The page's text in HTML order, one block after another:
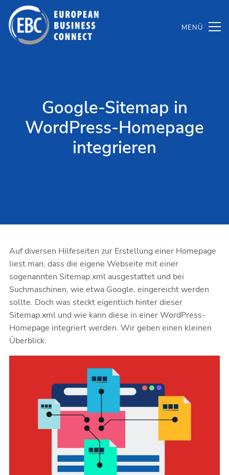
Inhalt
springen
Google-Sitemap in
WordPress-Homepage
integrieren
Auf diversen Hilfeseiten zur Erstellung einer Homepage
liest man, dass die eigene Webseite mit einer
sogenannten Sitemap.xml ausgestattet und bei
Suchmaschinen, wie etwa Google, eingereicht werden
sollte. Doch was steckt eigentlich hinter dieser
Sitemap.xml und wie kann diese in einer WordPress-
Homepage integriert werden. Wir geben einen kleinen
Überblick.